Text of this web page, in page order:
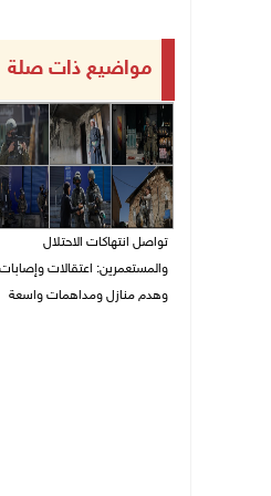
مواضيع ذات صلة
تواصل انتهاكات الاحتلال
والمستعمرين: اعتقالات وإصابات
وهدم منازل ومداهمات واسعة